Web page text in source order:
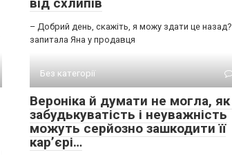
– Добрий день, скажіть, я можу здати це
запитала Яна у продавця
Без категорії
Вероніка й думати не могла, як
забудькуватість і неуважність
можуть серйозно зашкодити її
кар’єрі…